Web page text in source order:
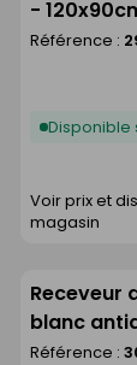
-
Référence :
Disponible
Voir prix et
magasin
Receveur
blanc
Référence :